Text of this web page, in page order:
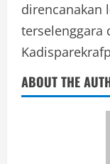
direncanakan
terselenggara
ABOUT THE